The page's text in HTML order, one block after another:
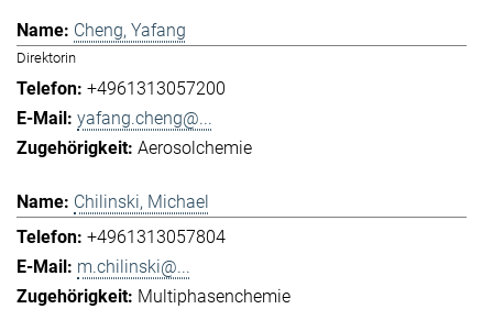
Cheng, Yafang
Direktorin
+4961313057200
yafang.cheng@...
Aerosolchemie
Chilinski, Michael
+4961313057804
m.chilinski@...
Multiphasenchemie